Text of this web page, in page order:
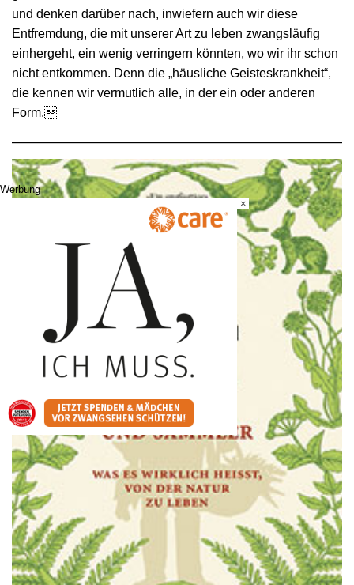
und denken darüber nach, inwiefern auch wir diese
Entfremdung, die mit unserer Art zu leben zwangsläufig
einhergeht, ein wenig verringern könnten, wo wir ihr schon
nicht entkommen. Denn die „häusliche Geisteskrankheit“,
die kennen wir vermutlich alle, in der ein oder anderen
Form.
Werbung
×